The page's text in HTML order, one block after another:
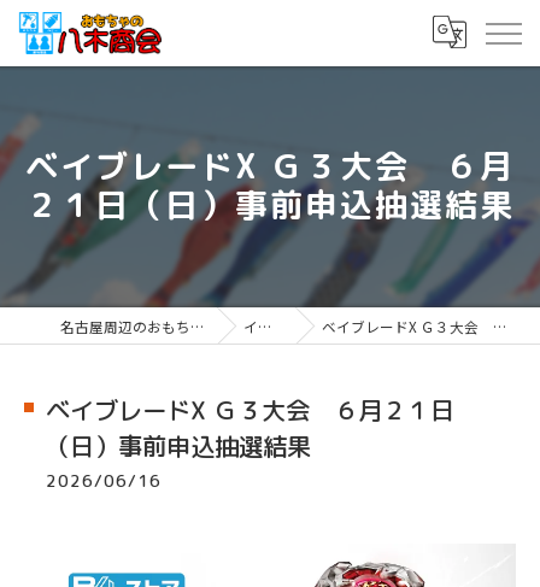
ベイブレードX Ｇ３大会 ６月
２１日（日）事前申込抽選結果
名古屋周辺のおもちゃならおもちゃの八木商会 イベント情報 ベイブレードX Ｇ３大会 ６月２１日（日）事前申込抽選結果
ベイブレードX Ｇ３大会 ６月２１日
（日）事前申込抽選結果
2026/06/16